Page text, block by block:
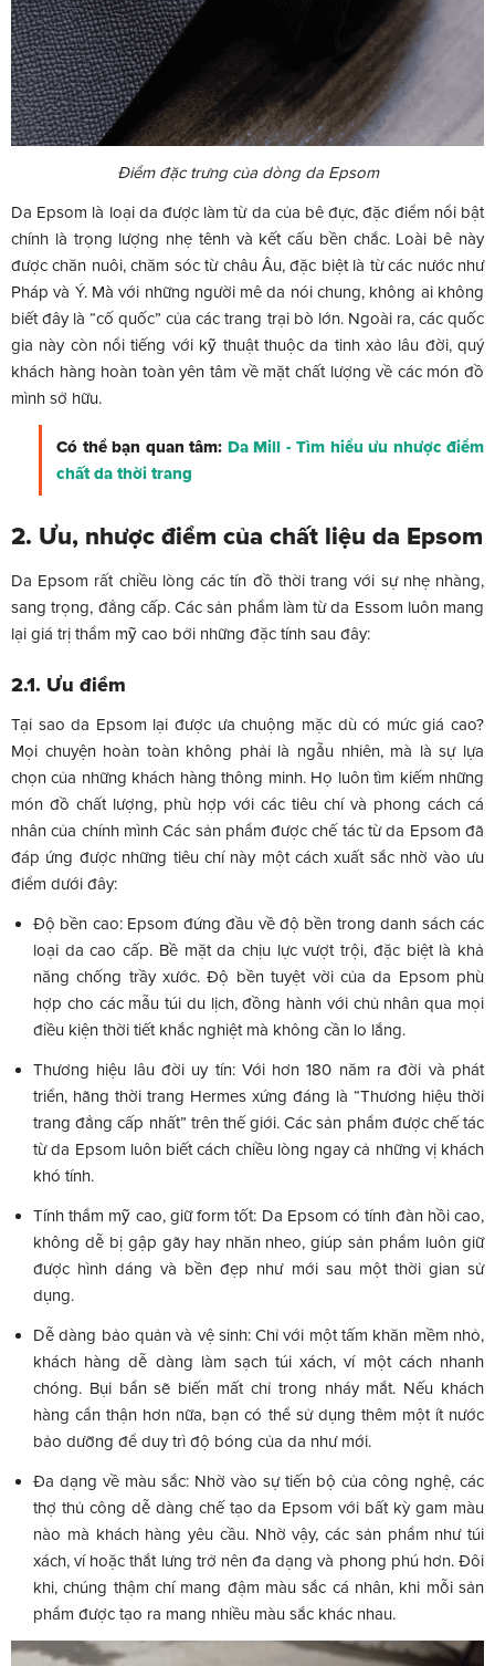
Điểm đặc trưng của dòng da Epsom
Da Epsom là loại da được làm từ da của bê đực, đặc điểm nổi bật
chính là trọng lượng nhẹ tênh và kết cấu bền chắc. Loài bê này
được chăn nuôi, chăm sóc từ châu Âu, đặc biệt là từ các nước như
Pháp và Ý. Mà với những người mê da nói chung, không ai không
biết đây là “cố quốc” của các trang trại bò lớn. Ngoài ra, các quốc
gia này còn nổi tiếng với kỹ thuật thuộc da tinh xảo lâu đời, quý
khách hàng hoàn toàn yên tâm về mặt chất lượng về các món đồ
mình sở hữu.
Có thể bạn quan tâm: Da Mill - Tìm hiểu ưu nhược điểm
chất da thời trang
2. Ưu, nhược điểm của chất liệu da Epsom
Da Epsom rất chiều lòng các tín đồ thời trang với sự nhẹ nhàng,
sang trọng, đẳng cấp. Các sản phẩm làm từ da Essom luôn mang
lại giá trị thẩm mỹ cao bởi những đặc tính sau đây:
2.1. Ưu điểm
Tại sao da Epsom lại được ưa chuộng mặc dù có mức giá cao?
Mọi chuyện hoàn toàn không phải là ngẫu nhiên, mà là sự lựa
chọn của những khách hàng thông minh. Họ luôn tìm kiếm những
món đồ chất lượng, phù hợp với các tiêu chí và phong cách cá
nhân của chính mình Các sản phẩm được chế tác từ da Epsom đã
đáp ứng được những tiêu chí này một cách xuất sắc nhờ vào ưu
điểm dưới đây:
Độ bền cao: Epsom đứng đầu về độ bền trong danh sách các
loại da cao cấp. Bề mặt da chịu lực vượt trội, đặc biệt là khả
năng chống trầy xước. Độ bền tuyệt vời của da Epsom phù
hợp cho các mẫu túi du lịch, đồng hành với chủ nhân qua mọi
điều kiện thời tiết khắc nghiệt mà không cần lo lắng.
Thương hiệu lâu đời uy tín: Với hơn 180 năm ra đời và phát
triển, hãng thời trang Hermes xứng đáng là “Thương hiệu thời
trang đẳng cấp nhất” trên thế giới. Các sản phẩm được chế tác
từ da Epsom luôn biết cách chiều lòng ngay cả những vị khách
khó tính.
Tính thẩm mỹ cao, giữ form tốt: Da Epsom có tính đàn hồi cao,
không dễ bị gập gãy hay nhăn nheo, giúp sản phẩm luôn giữ
được hình dáng và bền đẹp như mới sau một thời gian sử
dụng.
Dễ dàng bảo quản và vệ sinh: Chỉ với một tấm khăn mềm nhỏ,
khách hàng dễ dàng làm sạch túi xách, ví một cách nhanh
chóng. Bụi bẩn sẽ biến mất chỉ trong nháy mắt. Nếu khách
hàng cẩn thận hơn nữa, bạn có thể sử dụng thêm một ít nước
bảo dưỡng để duy trì độ bóng của da như mới.
Đa dạng về màu sắc: Nhờ vào sự tiến bộ của công nghệ, các
thợ thủ công dễ dàng chế tạo da Epsom với bất kỳ gam màu
nào mà khách hàng yêu cầu. Nhờ vậy, các sản phẩm như túi
xách, ví hoặc thắt lưng trở nên đa dạng và phong phú hơn. Đôi
khi, chúng thậm chí mang đậm màu sắc cá nhân, khi mỗi sản
phẩm được tạo ra mang nhiều màu sắc khác nhau.